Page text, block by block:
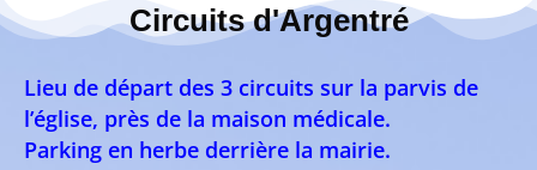
Circuits d’Argentré
Circuits d'Argentré
Lieu de départ des 3 circuits sur la parvis de
l’église, près de la maison médicale.
Parking en herbe derrière la mairie.